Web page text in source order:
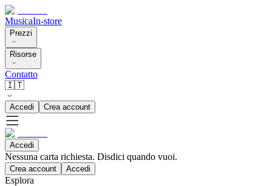
MusicaIn-store
Prezzi
Risorse
Contatto
🇮🇹
Accedi Crea account
Accedi
Nessuna carta richiesta. Disdici quando vuoi.
Crea account Accedi
Esplora